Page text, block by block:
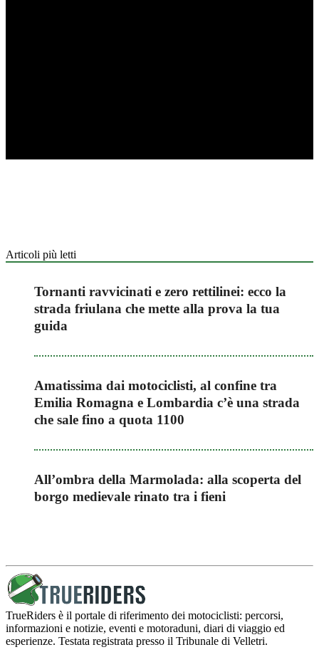
Articoli più letti
Tornanti ravvicinati e zero rettilinei: ecco la
strada friulana che mette alla prova la tua
guida
Amatissima dai motociclisti, al confine tra
Emilia Romagna e Lombardia c’è una strada
che sale fino a quota 1100
All’ombra della Marmolada: alla scoperta del
borgo medievale rinato tra i fieni
TrueRiders è il portale di riferimento dei motociclisti: percorsi,
informazioni e notizie, eventi e motoraduni, diari di viaggio ed
esperienze. Testata registrata presso il Tribunale di Velletri.